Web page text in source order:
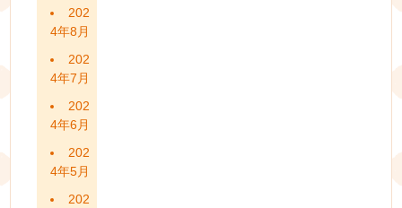
202
4年8月
202
4年7月
202
4年6月
202
4年5月
202